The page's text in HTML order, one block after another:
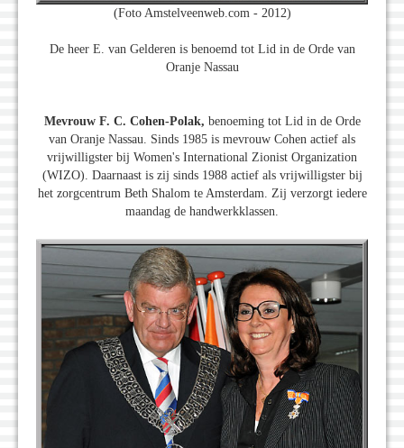
(Foto Amstelveenweb.com - 2012)
De heer E. van Gelderen is benoemd tot Lid in de Orde van
Oranje Nassau
Mevrouw F. C. Cohen-Polak, benoeming tot Lid in de Orde
van Oranje Nassau. Sinds 1985 is mevrouw Cohen actief als
vrijwilligster bij Women's International Zionist Organization
(WIZO). Daarnaast is zij sinds 1988 actief als vrijwilligster bij
het zorgcentrum Beth Shalom te Amsterdam. Zij verzorgt iedere
maandag de handwerkklassen.